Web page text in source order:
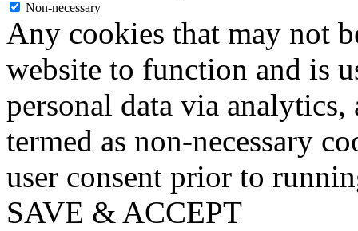
Non-necessary
Any cookies that may not
website to function and is
personal data via analytics,
termed as non-necessary
user consent prior to
SAVE & ACCEPT